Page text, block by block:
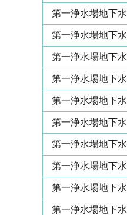
第一浄水場地下水
第一浄水場地下水
第一浄水場地下水
第一浄水場地下水
第一浄水場地下水
第一浄水場地下水
第一浄水場地下水
第一浄水場地下水
第一浄水場地下水
第一浄水場地下水